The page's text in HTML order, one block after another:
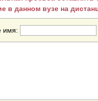
в данном вузе на
имя: